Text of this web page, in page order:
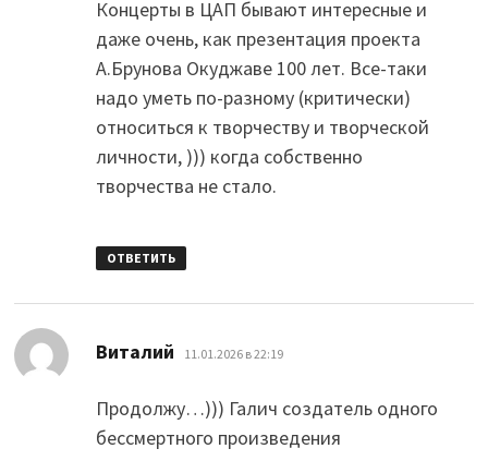
Концерты в ЦАП бывают интересные и
даже очень, как презентация проекта
А.Брунова Окуджаве 100 лет. Все-таки
надо уметь по-разному (критически)
относиться к творчеству и творческой
личности, ))) когда собственно
творчества не стало.
ОТВЕТИТЬ
Виталий 11.01.2026 в 22:19
Продолжу…))) Галич создатель одного
бессмертного произведения